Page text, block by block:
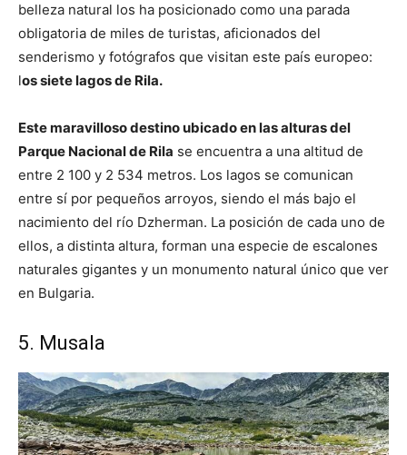
belleza natural los ha posicionado como una parada
obligatoria de miles de turistas, aficionados del
senderismo y fotógrafos que visitan este país europeo:
los siete lagos de Rila.
Este maravilloso destino ubicado en las alturas del
Parque Nacional de Rila se encuentra a una altitud de
entre 2 100 y 2 534 metros. Los lagos se comunican
entre sí por pequeños arroyos, siendo el más bajo el
nacimiento del río Dzherman. La posición de cada uno de
ellos, a distinta altura, forman una especie de escalones
naturales gigantes y un monumento natural único que ver
en Bulgaria.
5. Musala